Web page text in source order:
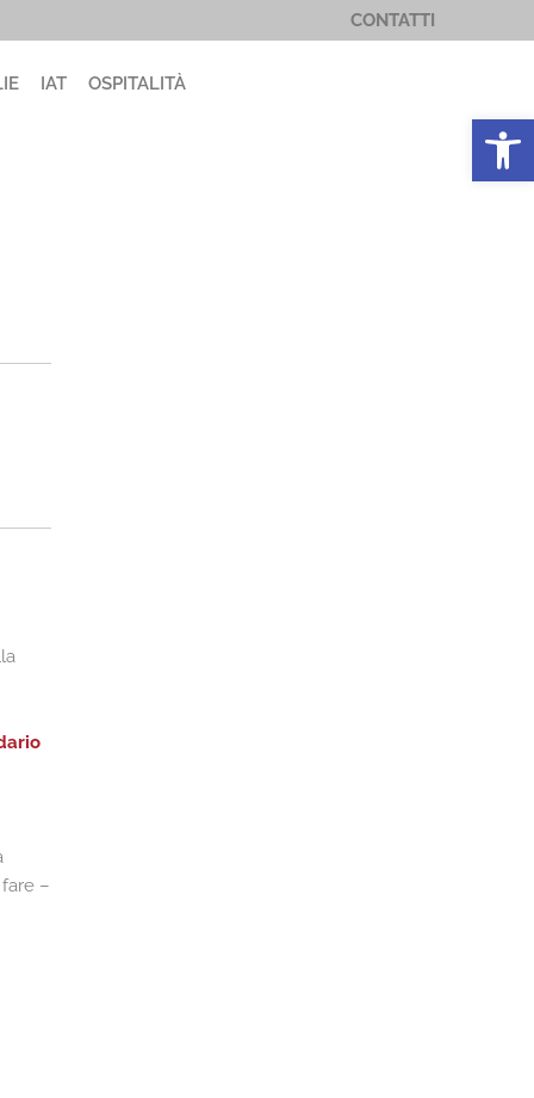
CONTATTI
IAT OSPITALITÀ
–
Apri la